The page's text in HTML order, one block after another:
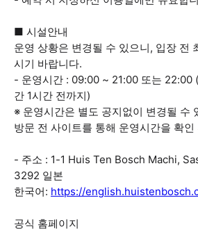
■ 시설안내
운영 상황은 변경될 수 있으니, 입장 전
시기 바랍니다.
- 운영시간 : 09:00 ~ 21:00 또는 22:00
간 1시간 전까지)
※ 운영시간은 별도 공지없이 변경될 수
방문 전 사이트를 통해 운영시간을 확
- 주소 : 1-1 Huis Ten Bosch Machi,
3292 일본
한국어: https://
공식 홈페이지